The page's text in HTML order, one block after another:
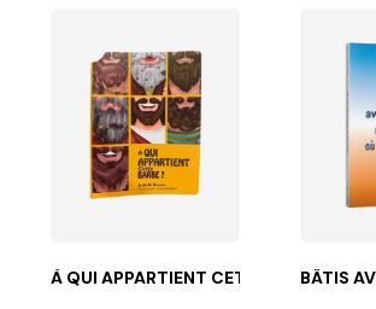
BY MY SELF
sûr, tu aimerais découvrir les histoires de...
À QUI APPARTIENT CETTE BARBE ?
BÂTIS